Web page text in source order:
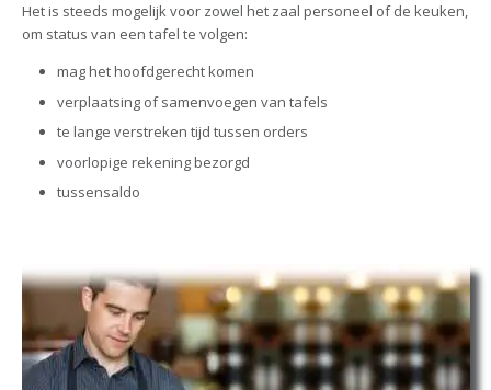
Het is steeds mogelijk voor zowel het zaal personeel of de keuken,
om status van een tafel te volgen:
mag het hoofdgerecht komen
verplaatsing of samenvoegen van tafels
te lange verstreken tijd tussen orders
voorlopige rekening bezorgd
tussensaldo